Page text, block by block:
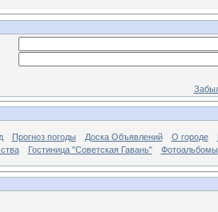
Прогноз погоды Доска Объявлений О городе
Гостиница "Советская Гавань" Фотоальбомы